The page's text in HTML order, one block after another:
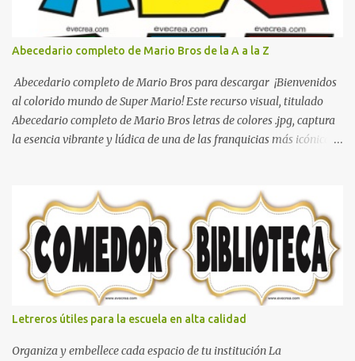
Abecedario completo de Mario Bros de la A a la Z
Abecedario completo de Mario Bros para descargar ¡Bienvenidos
al colorido mundo de Super Mario! Este recurso visual, titulado
Abecedario completo de Mario Bros letras de colores .jpg, captura
la esencia vibrante y lúdica de una de las franquicias más icónicas
tipografía clásica y robusta que los fans han reconocido por
décadas. En esta primera sección, el abecedario nos presenta:
Identidad Visual: Un diseño de bloques con bordes negros gruesos
que resaltan sobre cualquier fondo. Paleta de Colores: Una
secuencia dinámica que alterna entre el rojo de Mario, el verde de
Luigi, y los tonos azul y amarillo clásicos de los elementos del
juego. Contenido Actual: La imagen muestra la organización desde
la letra A hasta la M, estableciendo el estilo geométrico y divertido
que define a toda la colección. Primera parte del juego de letras
Letreros útiles para la escuela en alta calidad
Organiza y embellece cada espacio de tu institución La